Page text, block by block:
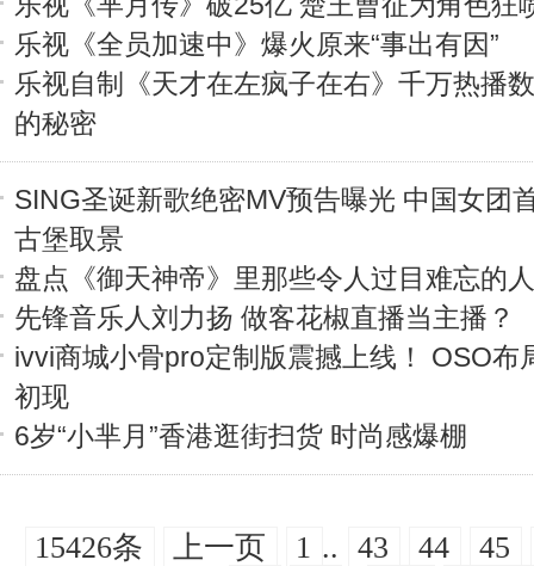
乐视《全员加速中》爆火原来“事出有因”
乐视自制《天才在左疯子在右》千万热播
的秘密
SING圣诞新歌绝密MV预告曝光 中国女团
古堡取景
盘点《御天神帝》里那些令人过目难忘的
先锋音乐人刘力扬 做客花椒直播当主播？
ivvi商城小骨pro定制版震撼上线！ OSO布
初现
6岁“小芈月”香港逛街扫货 时尚感爆棚
15426条 上一页 1 .. 43 44
45